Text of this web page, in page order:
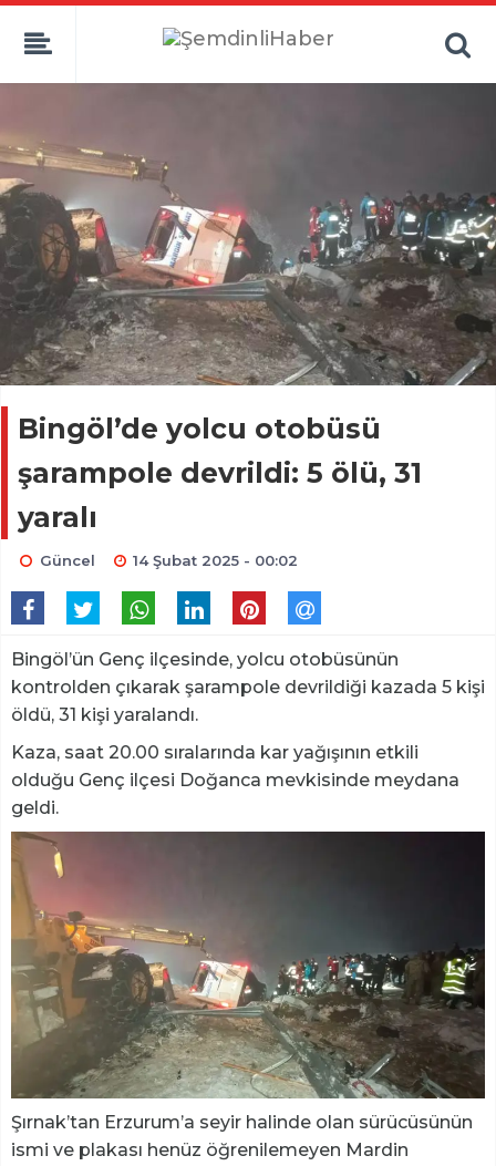
Bingöl’de yolcu otobüsü
şarampole devrildi: 5 ölü, 31
yaralı
Güncel 14 Şubat 2025 - 00:02
Bingöl’ün Genç ilçesinde, yolcu otobüsünün
kontrolden çıkarak şarampole devrildiği kazada 5 kişi
öldü, 31 kişi yaralandı.
Kaza, saat 20.00 sıralarında kar yağışının etkili
olduğu Genç ilçesi Doğanca mevkisinde meydana
geldi.
Şırnak’tan Erzurum’a seyir halinde olan sürücüsünün
ismi ve plakası henüz öğrenilemeyen Mardin